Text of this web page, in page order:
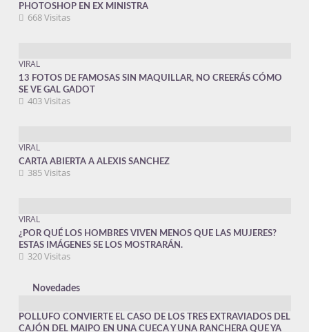
PHOTOSHOP EN EX MINISTRA
668 Visitas
VIRAL
13 FOTOS DE FAMOSAS SIN MAQUILLAR, NO CREERÁS CÓMO
SE VE GAL GADOT
403 Visitas
VIRAL
CARTA ABIERTA A ALEXIS SANCHEZ
385 Visitas
VIRAL
¿POR QUÉ LOS HOMBRES VIVEN MENOS QUE LAS MUJERES?
ESTAS IMÁGENES SE LOS MOSTRARÁN.
320 Visitas
Novedades
POLLUFO CONVIERTE EL CASO DE LOS TRES EXTRAVIADOS DEL
CAJÓN DEL MAIPO EN UNA CUECA Y UNA RANCHERA QUE YA